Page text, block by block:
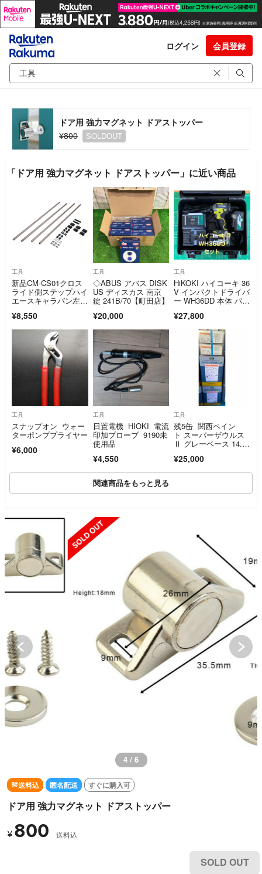
ログイン 会員登録
ドア用 強力マグネット ドアストッパー
¥800
SOLDOUT
「ドア用 強力マグネット ドアストッパー」に近い商品
工具
新品CM-CS01クロス
ライド側ステップハイ
エースキャラバン左右
¥8,550
工具
◇ABUS アバス DISK
US ディスカス 南京
錠 241B/70【町田店】
¥20,000
工具
HiKOKI ハイコーキ 36
V インパクトドライバ
ー WH36DD 本体 バッ
付
¥27,800
工具
スナップオン ウォー
ターポンププライヤー
¥6,000
工具
日置電機 HIOKI 電流
印加プローブ 9190未
使用品
¥4,550
工具
残5缶 関西ペイン
ト スーパーザウルス
Ⅱ グレーベース 14.4
トの価格です。
¥25,000
関連商品をもっと見る
SOLD OUT
4 / 6
送料込 匿名配送 すぐに購入可
ドア用 強力マグネット ドアストッパー
¥ 800 送料込
SOLD OUT